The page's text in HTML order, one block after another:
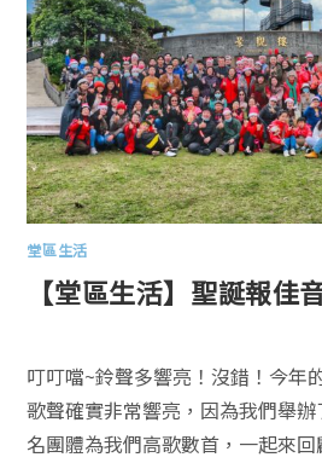
堂區生活
【堂區生活】聖誕報佳
叮叮噹~鈴聲多響亮！沒錯！今年
歌聲確實非常響亮，因為我們舉
名團體為我們高歌數首，一起來回